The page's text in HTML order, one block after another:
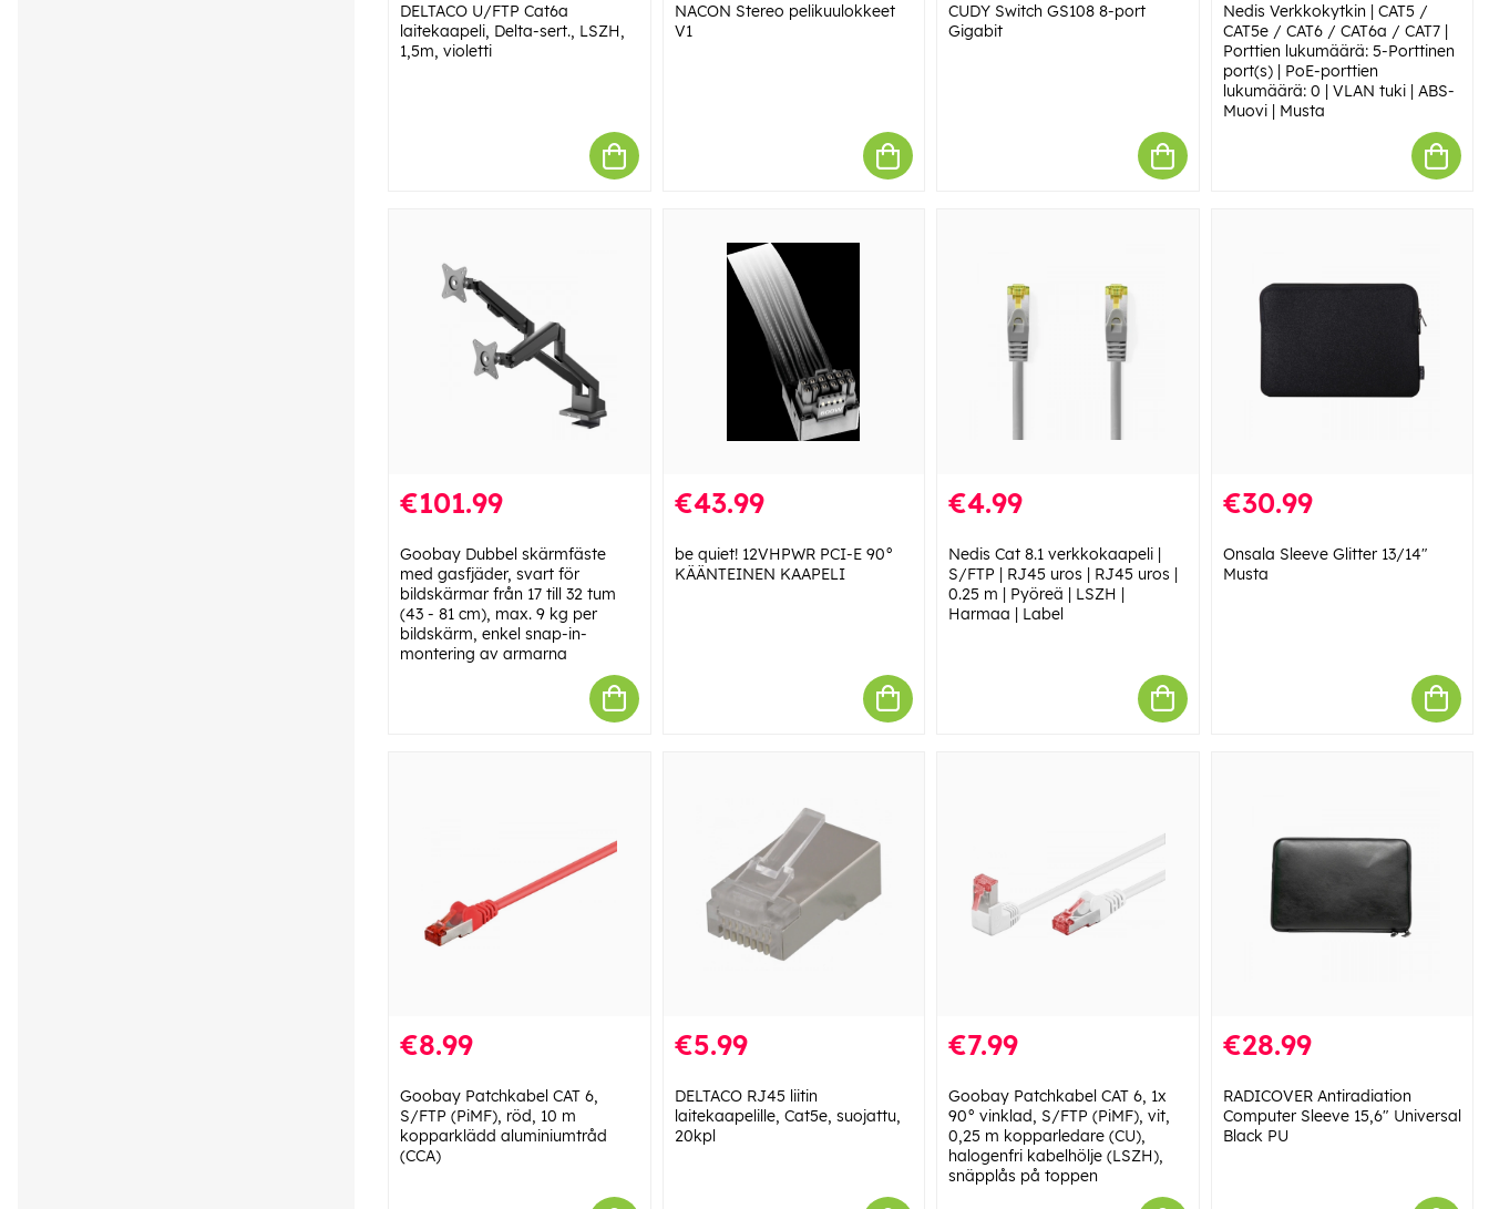
DELTACO U/FTP Cat6a
laitekaapeli, Delta-sert., LSZH,
1,5m, violetti
NACON Stereo pelikuulokkeet
V1
CUDY Switch GS108 8-port
Gigabit
Nedis Verkkokytkin | CAT5 /
CAT5e / CAT6 / CAT6a / CAT7 |
Porttien lukumäärä: 5-Porttinen
port(s) | PoE-porttien
lukumäärä: 0 | VLAN tuki | ABS-
Muovi | Musta
€101.99
Goobay Dubbel skärmfäste
med gasfjäder, svart för
bildskärmar från 17 till 32 tum
(43 - 81 cm), max. 9 kg per
bildskärm, enkel snap-in-
montering av armarna
€43.99
be quiet! 12VHPWR PCI-E 90°
KÄÄNTEINEN KAAPELI
€4.99
Nedis Cat 8.1 verkkokaapeli |
S/FTP | RJ45 uros | RJ45 uros |
0.25 m | Pyöreä | LSZH |
Harmaa | Label
€30.99
Onsala Sleeve Glitter 13/14"
Musta
€8.99
Goobay Patchkabel CAT 6,
S/FTP (PiMF), röd, 10 m
kopparklädd aluminiumtråd
(CCA)
€5.99
DELTACO RJ45 liitin
laitekaapelille, Cat5e, suojattu,
20kpl
€7.99
Goobay Patchkabel CAT 6, 1x
90° vinklad, S/FTP (PiMF), vit,
0,25 m kopparledare (CU),
halogenfri kabelhölje (LSZH),
snäpplås på toppen
€28.99
RADICOVER Antiradiation
Computer Sleeve 15,6" Universal
Black PU